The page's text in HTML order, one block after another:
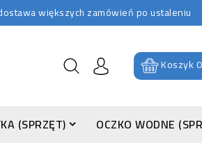
większych zamówień po ustaleniu
Koszyk0
(SPRZĘT)
OCZKO WODNE